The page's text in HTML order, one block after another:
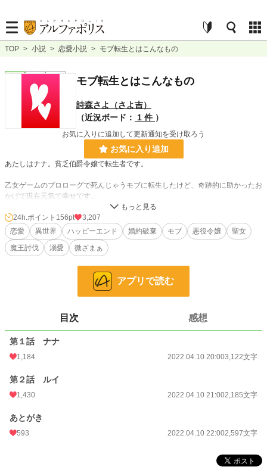
TOP > 小説 > 恋愛小説 > モブ転生とはこんなもの
完結 短編 モブ転生とはこんなもの
詩森さよ（さよ吉）
（近況ボード：
1 件 ）
お気に入りに追加して更新通知を受け取ろう
お気に入り追加
あたしはナナ。貧乏伯爵令嬢で転生者です。
乙女ゲームのプロローグで死んじゃうモブに転生したけど、奇跡的に助かったお
かげで現在元気で幸せです。
今ゲームのラスト近くの婚約破棄の現場にいるんだけど、なんだか様子がおかし
いの。
いったいどうしたらいいのかしら……。
どうぞよろしくお願いいたします。
他サイトでも公開しています。
8,075 位 / 228,632 件
恋愛 3,639 位 / 66,324 件
お気に入り
24h.ポイント 156 pt
更新日時
24h.ポイント 156pt
3,207
恋愛
異世界 ハッピーエンド 婚約破棄 モブ 悪役令嬢
聖女
魔王討伐
溺愛 微ざまぁ
アプリで読む
目次 感想
第１話 ナナ
1,184 2022.04.10 20:003,122文字
第２話 ルイ
1,430 2022.04.10 21:002,185文字
あとがき
593 2022.04.10 22:002,597文字